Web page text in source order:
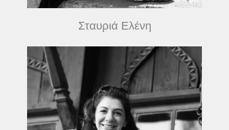
Σταυριά Ελένη